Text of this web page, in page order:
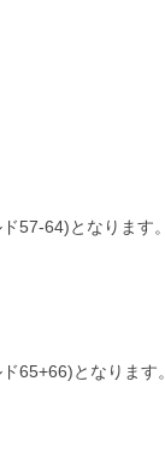
57-64)となります
65+66)となります